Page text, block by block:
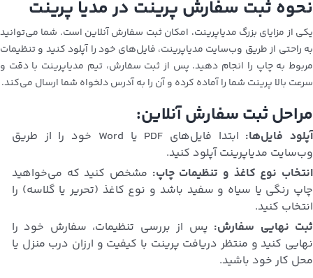
نحوه ثبت سفارش پرینت در مدیا پرینت
یکی از مزایای بزرگ مدیاپرینت، امکان ثبت سفارش آنلاین است. شما می‌توانید
به راحتی از طریق وب‌سایت مدیاپرینت، فایل‌های خود را آپلود کنید و تنظیمات
مربوط به چاپ را انجام دهید. پس از ثبت سفارش، تیم مدیاپرینت با دقت و
سرعت بالا پرینت شما را آماده کرده و آن را به آدرس دلخواه شما ارسال می‌کند.
مراحل ثبت سفارش آنلاین:
آپلود فایل‌ها:
ابتدا فایل‌های PDF یا Word خود را از طریق
وب‌سایت مدیاپرینت آپلود کنید.
انتخاب نوع کاغذ و تنظیمات چاپ: مشخص کنید که می‌خواهید
چاپ رنگی یا سیاه و سفید باشد و نوع کاغذ (تحریر یا گلاسه) را
انتخاب کنید.
ثبت نهایی سفارش: پس از بررسی تنظیمات، سفارش خود را
نهایی کنید و منتظر دریافت پرینت با کیفیت و ارزان درب منزل یا
محل کار خود باشید.